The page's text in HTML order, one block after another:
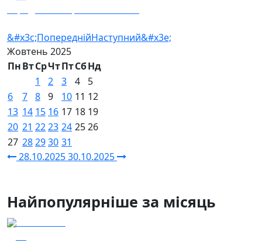
&#x3c;ПопереднійНаступний&#x3e;
Жовтень 2025
ПнВтСрЧтПтСбНд
1
2 3 4
5
6
7 8 9 10 11 12
13 14 15 16 17 18 19
20 21 2223 24 2526
27 282930 31
28.10.202530.10.2025
Найпопулярніше за місяць